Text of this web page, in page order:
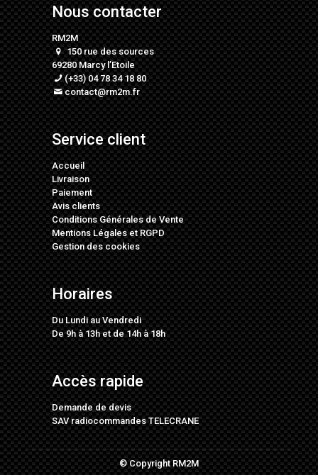
Nous contacter
RM2M
150 rue des sources
69280 Marcy l’Etoile
(+33) 04 78 34 18 80
contact@rm2m.fr
Service client
Accueil
Livraison
Paiement
Avis clients
Conditions Générales de Vente
Mentions LégalesetRGPD
Gestion des cookies
Horaires
Du Lundi au Vendredi
De 9h à 13h et de 14h à 18h
Accès rapide
Demande de devis
SAV radiocommandes TELECRANE
© Copyright RM2M